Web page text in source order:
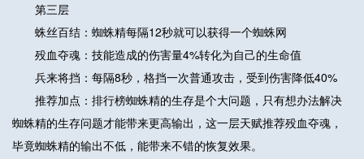
第三层
蛛丝百结：蜘蛛精每隔12秒就可以获得一个蜘蛛网
殁血夺魂：技能造成的伤害量4%转化为自己的生命值
兵来将挡：每隔8秒，格挡一次普通攻击，受到伤害降低40%
推荐加点：排行榜蜘蛛精的生存是个大问题，只有想办法解决
蜘蛛精的生存问题才能带来更高输出，这一层天赋推荐殁血夺魂，
毕竟蜘蛛精的输出不低，能带来不错的恢复效果。